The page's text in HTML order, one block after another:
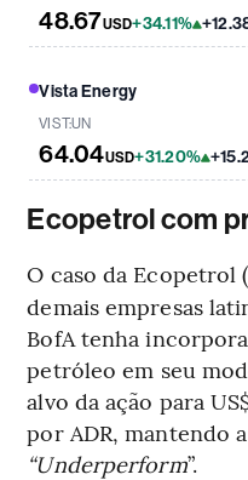
48.67USD+34.11%
Vista Energy
VIST:UN
64.04USD+31.20%
Ecopetrol com
O caso da Ecopetrol (
demais empresas
BofA tenha
petróleo em seu
alvo da ação para
por ADR, mantendo
“Underperform”.